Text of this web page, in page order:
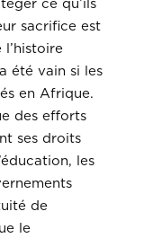
ce qu’ils
sacrifice est
l’histoire
été vain si les
en Afrique.
des efforts
ses droits
les
de
le